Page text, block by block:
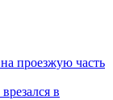
проезжую часть
в